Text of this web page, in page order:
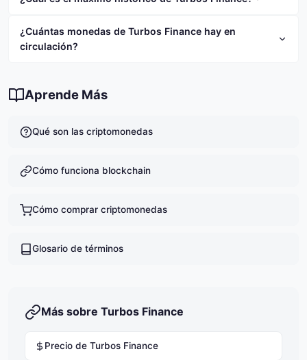
de $712.45K y ocupa el puesto #3202 en el ranking.
alto riesgo. Te recomendamos investigar a fondo
antes de invertir y nunca invertir más de lo que
$0.007270.
¿Cuántas monedas de Turbos Finance hay en
circulación?
Aprende Más
Qué son las criptomonedas
Cómo funciona blockchain
Cómo comprar criptomonedas
Glosario de términos
Más sobre Turbos Finance
Precio de Turbos Finance